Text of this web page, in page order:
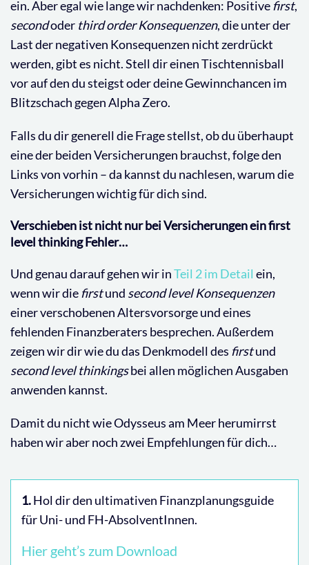
ein. Aber egal wie lange wir nachdenken: Positive first,
secondoder third order Konsequenzen, die unter der
Last der negativen Konsequenzen nicht zerdrückt
werden, gibt es nicht. Stell dir einen Tischtennisball
vor auf den du steigst oder deine Gewinnchancen im
Blitzschach gegen Alpha Zero.
Falls du dir generell die Frage stellst, ob du überhaupt
eine der beiden Versicherungen brauchst, folge den
Links von vorhin – da kannst du nachlesen, warum die
Versicherungen wichtig für dich sind.
Verschieben ist nicht nur bei Versicherungen ein first
level thinking Fehler…
Und genau darauf gehen wir inTeil 2 im Detail ein,
wenn wir die firstund second level Konsequenzen
einer verschobenen Altersvorsorge und eines
fehlenden Finanzberaters besprechen. Außerdem
zeigen wir dir wie du das Denkmodell des firstund
secondlevel thinkingsbei allen möglichen Ausgaben
anwenden kannst.
Damit du nicht wie Odysseus am Meer herumirrst
haben wir aber noch zwei Empfehlungen für dich…
1.Hol dir den ultimativen Finanzplanungsguide
für Uni- und FH-AbsolventInnen.
Hier geht’s zum Download